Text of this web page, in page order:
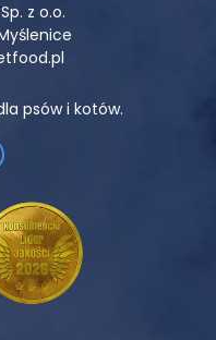
z o.o.
psów i kotów.